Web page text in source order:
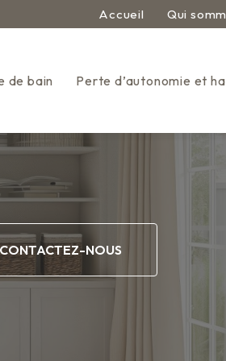
Accueil Qui
de bain Perte d’autonomie et
NOUS